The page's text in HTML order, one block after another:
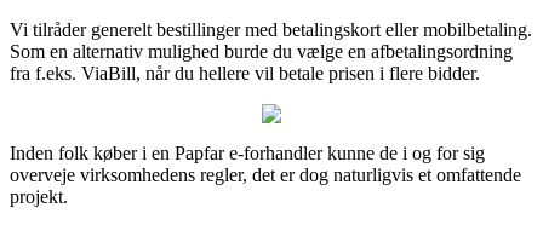
Vi tilråder generelt bestillinger med betalingskort eller mobilbetaling.
Som en alternativ mulighed burde du vælge en afbetalingsordning
fra f.eks. ViaBill, når du hellere vil betale prisen i flere bidder.
Inden folk køber i en Papfar e-forhandler kunne de i og for sig
overveje virksomhedens regler, det er dog naturligvis et omfattende
projekt.